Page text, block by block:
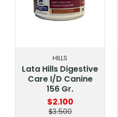
HILLS
Lata Hills Digestive
Care I/D Canine
156 Gr.
$2.100
$3.500